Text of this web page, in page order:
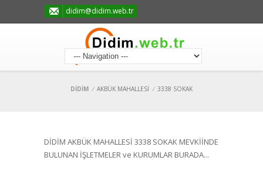
didim@didim.web.tr
DİDİM / AKBÜK MAHALLESİ / 3338 SOKAK
DİDİM AKBÜK MAHALLESİ 3338 SOKAK MEVKİİNDE
BULUNAN İŞLETMELER ve KURUMLAR BURADA...